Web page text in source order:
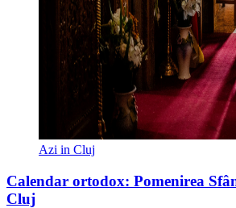
Azi in Cluj
Calendar ortodox: Pomenirea
Cluj